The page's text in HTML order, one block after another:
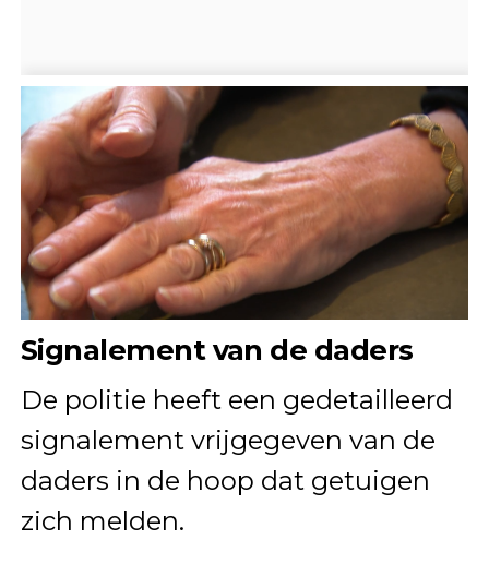
Signalement van de daders
De politie heeft een gedetailleerd
signalement vrijgegeven van de
daders in de hoop dat getuigen
zich melden.